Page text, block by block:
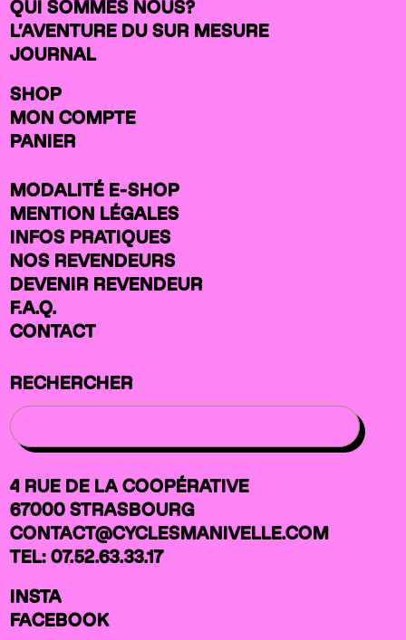
QUI SOMMES NOUS?
L’AVENTURE DU SUR MESURE
JOURNAL
SHOP
MON COMPTE
PANIER
MODALITÉ E-SHOP
MENTION LÉGALES
INFOS PRATIQUES
NOS REVENDEURS
DEVENIR REVENDEUR
F.A.Q.
CONTACT
RECHERCHER
4 RUE DE LA COOPÉRATIVE
67000 STRASBOURG
CONTACT@CYCLESMANIVELLE.COM
TEL: 07.52.63.33.17
INSTA
FACEBOOK